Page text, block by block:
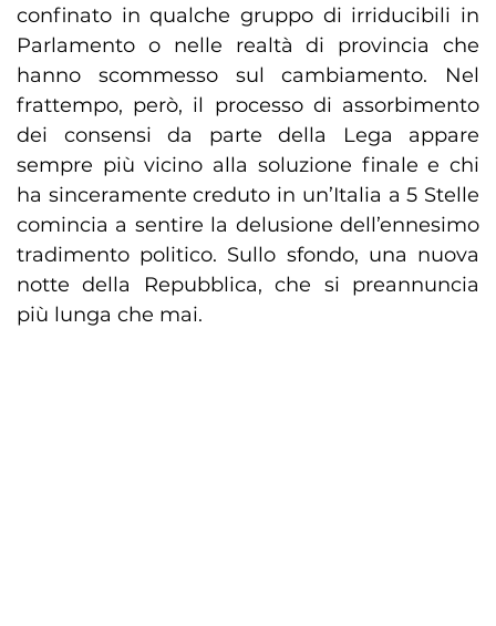
confinato in qualche gruppo di irriducibili in
Parlamento o nelle realtà di provincia che
hanno scommesso sul cambiamento. Nel
frattempo, però, il processo di assorbimento
dei consensi da parte della Lega appare
sempre più vicino alla soluzione finale e chi
ha sinceramente creduto in un’Italia a 5 Stelle
comincia a sentire la delusione dell’ennesimo
tradimento politico. Sullo sfondo, una nuova
notte della Repubblica, che si preannuncia
più lunga che mai.